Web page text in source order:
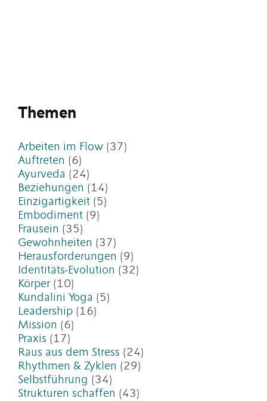
Themen
Arbeiten im Flow (37)
Auftreten (6)
Ayurveda (24)
Beziehungen (14)
Einzigartigkeit (5)
Embodiment (9)
Frausein (35)
Gewohnheiten (37)
Herausforderungen (9)
Identitäts-Evolution (32)
Körper (10)
Kundalini Yoga (5)
Leadership (16)
Mission (6)
Praxis (17)
Raus aus dem Stress (24)
Rhythmen & Zyklen (29)
Selbstführung (34)
Strukturen schaffen (43)